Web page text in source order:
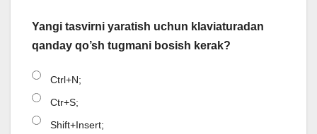
Yangi tasvirni yaratish uchun klaviaturadan
qanday qo’sh tugmani bosish kerak?
Ctrl+N;
Ctr+S;
Shift+Insert;